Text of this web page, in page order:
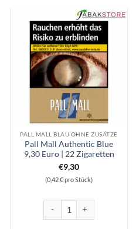
PALL MALL BLAU OHNE ZUSÄTZE
Pall Mall Authentic Blue
9,30 Euro | 22 Zigaretten
€9,30
(0,42 € pro Stück)